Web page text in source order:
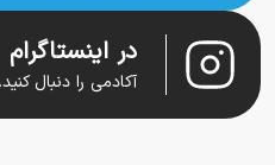
در اینستاگرام
آکادمی را دنبال کنید.